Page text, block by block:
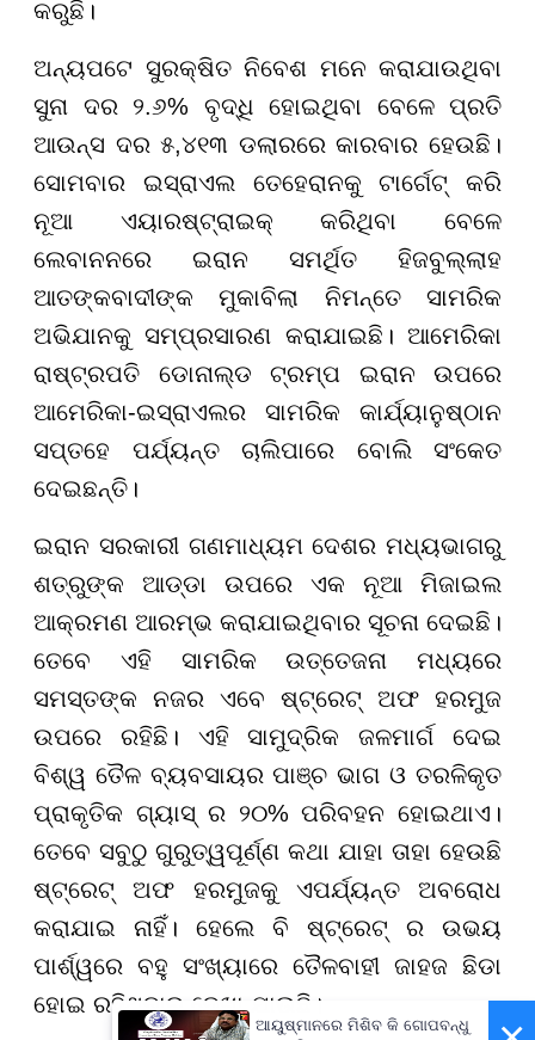
କରୁଛି।
ଅନ୍ୟପଟେ ସୁରକ୍ଷିତ ନିବେଶ ମନେ କରାଯାଉଥିବା
ସୁନା ଦର ୨.୬% ବୃଦ୍ଧି ହୋଇଥିବା ବେଳେ ପ୍ରତି
ଆଉନ୍ସ ଦର ୫,୪୧୩ ଡଲାରରେ କାରବାର ହେଉଛି।
ସୋମବାର ଇସ୍ରାଏଲ ତେହେରାନକୁ ଟାର୍ଗେଟ୍ କରି
ନୂଆ ଏୟାରଷ୍ଟ୍ରାଇକ୍ କରିଥିବା ବେଳେ
ଲେବାନନରେ ଇରାନ ସମର୍ଥିତ ହିଜବୁଲ୍ଲାହ
ଆତଙ୍କବାଦୀଙ୍କ ମୁକାବିଲା ନିମନ୍ତେ ସାମରିକ
ଅଭିଯାନକୁ ସମ୍ପ୍ରସାରଣ କରାଯାଇଛି। ଆମେରିକା
ରାଷ୍ଟ୍ରପତି ଡୋନାଲ୍ଡ ଟ୍ରମ୍ପ ଇରାନ ଉପରେ
ଆମେରିକା-ଇସ୍ରାଏଲର ସାମରିକ କାର୍ଯ୍ୟାନୁଷ୍ଠାନ
ସପ୍ତହେ ପର୍ଯ୍ୟନ୍ତ ଚାଲିପାରେ ବୋଲି ସଂକେତ
ଦେଇଛନ୍ତି।
ଇରାନ ସରକାରୀ ଗଣମାଧ୍ୟମ ଦେଶର ମଧ୍ୟଭାଗରୁ
ଶତ୍ରୁଙ୍କ ଆଡ୍ଡା ଉପରେ ଏକ ନୂଆ ମିଜାଇଲ
ଆକ୍ରମଣ ଆରମ୍ଭ କରାଯାଇଥିବାର ସୂଚନା ଦେଇଛି।
ତେବେ ଏହି ସାମରିକ ଉତ୍ତେଜନା ମଧ୍ୟରେ
ସମସ୍ତଙ୍କ ନଜର ଏବେ ଷ୍ଟ୍ରେଟ୍ ଅଫ ହରମୁଜ
ଉପରେ ରହିଛି। ଏହି ସାମୁଦ୍ରିକ ଜଳମାର୍ଗ ଦେଇ
ବିଶ୍ୱ ତୈଳ ବ୍ୟବସାୟର ପାଞ୍ଚ ଭାଗ ଓ ତରଳିକୃତ
ପ୍ରାକୃତିକ ଗ୍ୟାସ୍ ର ୨୦% ପରିବହନ ହୋଇଥାଏ।
ତେବେ ସବୁଠୁ ଗୁରୁତ୍ୱପୂର୍ଣ୍ଣ କଥା ଯାହା ତାହା ହେଉଛି
ଷ୍ଟ୍ରେଟ୍ ଅଫ ହରମୁଜକୁ ଏପର୍ଯ୍ୟନ୍ତ ଅବରୋଧ
କରାଯାଇ ନାହିଁ। ହେଲେ ବି ଷ୍ଟ୍ରେଟ୍ ର ଉଭୟ
ପାର୍ଶ୍ୱରେ ବହୁ ସଂଖ୍ୟାରେ ତୈଳବାହୀ ଜାହଜ ଛିଡା
ହୋଇ ରହିଥିବାର ଦେଖା ଯାଉଛି।
ଆୟୁଷ୍ମାନରେ ମିଶିବ କି ଗୋପବନ୍ଧୁ